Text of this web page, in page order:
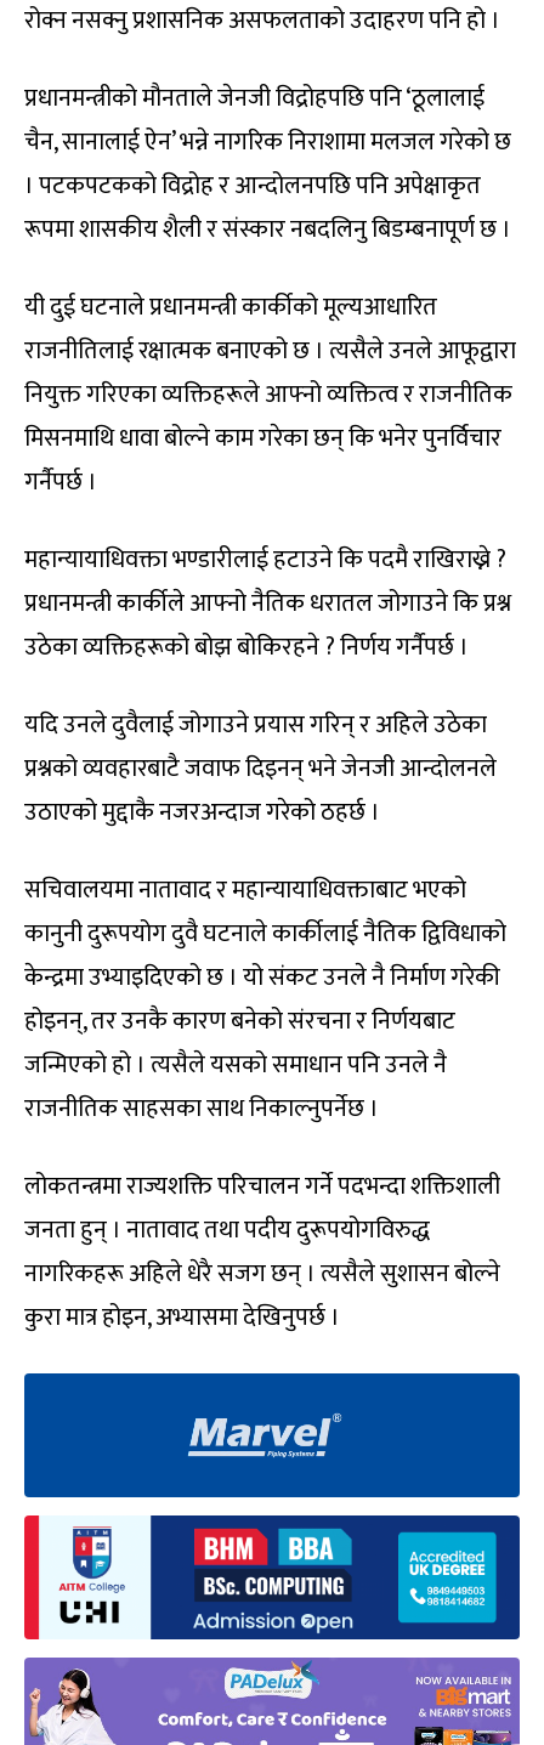
रोक्न नसक्नु प्रशासनिक असफलताको उदाहरण पनि हो ।
प्रधानमन्त्रीको मौनताले जेनजी विद्रोहपछि पनि ‘ठूलालाई
चैन, सानालाई ऐन’ भन्ने नागरिक निराशामा मलजल गरेको छ
। पटकपटकको विद्रोह र आन्दोलनपछि पनि अपेक्षाकृत
रूपमा शासकीय शैली र संस्कार नबदलिनु बिडम्बनापूर्ण छ ।
यी दुई घटनाले प्रधानमन्त्री कार्कीको मूल्यआधारित
राजनीतिलाई रक्षात्मक बनाएको छ । त्यसैले उनले आफूद्वारा
नियुक्त गरिएका व्यक्तिहरूले आफ्नो व्यक्तित्व र राजनीतिक
मिसनमाथि धावा बोल्ने काम गरेका छन् कि भनेर पुनर्विचार
गर्नैपर्छ ।
महान्यायाधिवक्ता भण्डारीलाई हटाउने कि पदमै राखिराख्ने ?
प्रधानमन्त्री कार्कीले आफ्नो नैतिक धरातल जोगाउने कि प्रश्न
उठेका व्यक्तिहरूको बोझ बोकिरहने ? निर्णय गर्नैपर्छ ।
यदि उनले दुवैलाई जोगाउने प्रयास गरिन् र अहिले उठेका
प्रश्नको व्यवहारबाटै जवाफ दिइनन् भने जेनजी आन्दोलनले
उठाएको मुद्दाकै नजरअन्दाज गरेको ठहर्छ ।
सचिवालयमा नातावाद र महान्यायाधिवक्ताबाट भएको
कानुनी दुरूपयोग दुवै घटनाले कार्कीलाई नैतिक द्विविधाको
केन्द्रमा उभ्याइदिएको छ । यो संकट उनले नै निर्माण गरेकी
होइनन्, तर उनकै कारण बनेको संरचना र निर्णयबाट
जन्मिएको हो । त्यसैले यसको समाधान पनि उनले नै
राजनीतिक साहसका साथ निकाल्नुपर्नेछ ।
लोकतन्त्रमा राज्यशक्ति परिचालन गर्ने पदभन्दा शक्तिशाली
जनता हुन् । नातावाद तथा पदीय दुरूपयोगविरुद्ध
नागरिकहरू अहिले धेरै सजग छन् । त्यसैले सुशासन बोल्ने
कुरा मात्र होइन, अभ्यासमा देखिनुपर्छ ।